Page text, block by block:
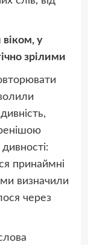
у
зрілими
принаймні
визначили
через